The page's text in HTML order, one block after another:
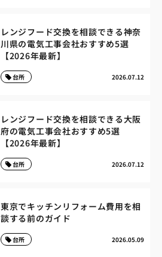
レンジフード交換を相談できる神奈
川県の電気工事会社おすすめ5選
【2026年最新】
2026.07.12
台所
レンジフード交換を相談できる大阪
府の電気工事会社おすすめ5選
【2026年最新】
2026.07.12
台所
東京でキッチンリフォーム費用を相
談する前のガイド
2026.05.09
台所